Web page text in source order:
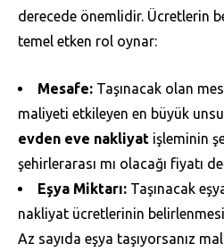
derecede önemlidir. Ücretlerin
temel etken rol oynar:
Mesafe: Taşınacak olan
maliyeti etkileyen en büyük
evden eve nakliyat işleminin
şehirlerarası mı olacağı fiyatı
Eşya Miktarı: Taşınacak
nakliyat ücretlerinin
Az sayıda eşya taşıyorsanız